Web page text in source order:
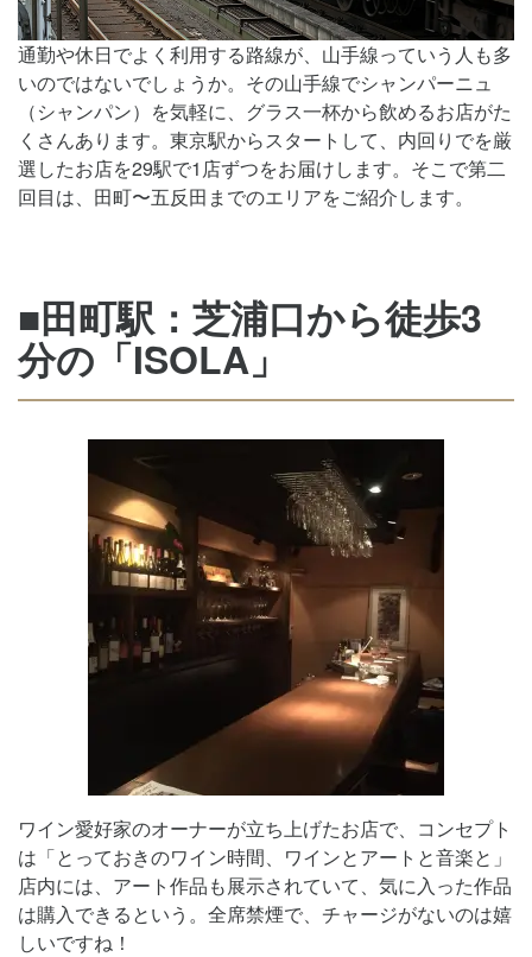
通勤や休日でよく利用する路線が、山手線っていう人も多
いのではないでしょうか。その山手線でシャンパーニュ
（シャンパン）を気軽に、グラス一杯から飲めるお店がた
くさんあります。東京駅からスタートして、内回りでを厳
選したお店を29駅で1店ずつをお届けします。そこで第二
回目は、田町〜五反田までのエリアをご紹介します。
■田町駅：芝浦口から徒歩3
分の「ISOLA」
ワイン愛好家のオーナーが立ち上げたお店で、コンセプト
は「とっておきのワイン時間、ワインとアートと音楽と」
店内には、アート作品も展示されていて、気に入った作品
は購入できるという。全席禁煙で、チャージがないのは嬉
しいですね！